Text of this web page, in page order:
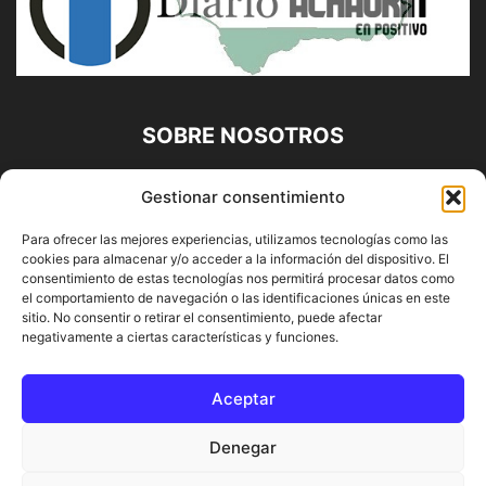
Gestionar consentimiento
Para ofrecer las mejores experiencias, utilizamos tecnologías como las
cookies para almacenar y/o acceder a la información del dispositivo. El
consentimiento de estas tecnologías nos permitirá procesar datos como
el comportamiento de navegación o las identificaciones únicas en este
sitio. No consentir o retirar el consentimiento, puede afectar
negativamente a ciertas características y funciones.
Aceptar
Denegar
SOBRE NOSOTROS
Diario Alhaurín (www.alhaurindelatorre.com) Propiedad de
Francisco E. López López | 639 95 71 95 | Noticias de
Alhaurín de la Torre, Málaga y Provincia|
Contáctanos:info@alhaurindelatorre.com
SÍGUENOS